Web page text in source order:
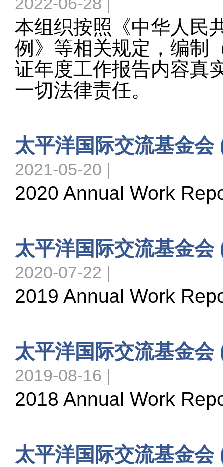
本组织按照《中华人民
例》等相关规定，编制
证年度工作报告内容真
一切法律责任。
太平洋国际交流基金会
2021-05-20 |
2020 Annual Work
太平洋国际交流基金会
2020-07-22 |
2019 Annual Work
太平洋国际交流基金会
2019-08-16 |
2018 Annual Work
太平洋国际交流基金会